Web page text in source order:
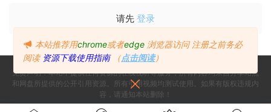
请先 登录
免责声明：本站不提供任何资源的在线视听等服务，所有内容均来自分享站点
和网盘所提供的公开引用资源。所有引用视频均测试使用。如果有版权违规内
容，请通知本站删除！
本站推荐用chrome或者edge 浏览器访问 注册之前务必
阅读 资源下载使用指南 （点击阅读）